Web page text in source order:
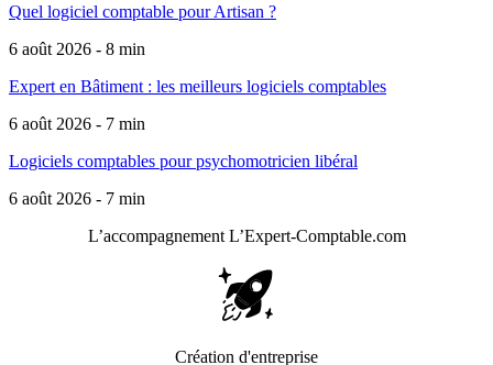
Quel logiciel comptable pour Artisan ?
6 août 2026 - 8 min
Expert en Bâtiment : les meilleurs logiciels comptables
6 août 2026 - 7 min
Logiciels comptables pour psychomotricien libéral
6 août 2026 - 7 min
L’accompagnement L’Expert-Comptable.com
Création d'entreprise